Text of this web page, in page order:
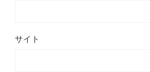
サイト